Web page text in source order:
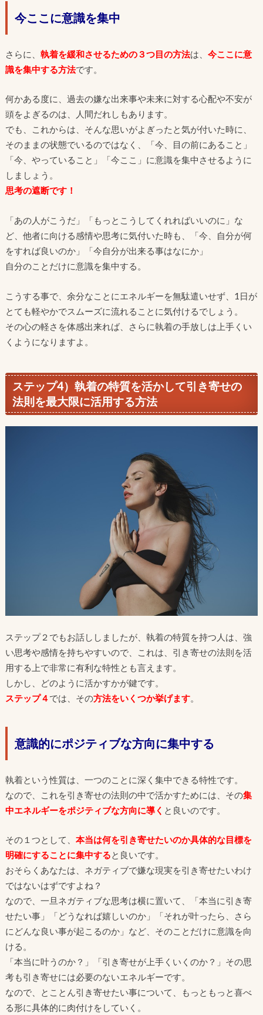
今ここに意識を集中
さらに、 執着を緩和させるための３つ目の方法は、 今ここに意
識を集中する方法です。
何かある度に、過去の嫌な出来事や未来に対する心配や不安が
頭をよぎるのは、人間だれしもあります。
でも、これからは、そんな思いがよぎったと気が付いた時に、
そのままの状態でいるのではなく、「今、目の前にあること」
「今、やっていること」「今ここ」に意識を集中させるように
しましょう。
思考の遮断です！
「あの人がこうだ」「もっとこうしてくれればいいのに」な
ど、他者に向ける感情や思考に気付いた時も、「今、自分が何
をすれば良いのか」「今自分が出来る事はなにか」
自分のことだけに意識を集中する。
こうする事で、余分なことにエネルギーを無駄遣いせず、1日が
とても軽やかでスムーズに流れることに気付けるでしょう。
その心の軽さを体感出来れば、さらに執着の手放しは上手くい
くようになりますよ。
ステップ4）執着の特質を活かして引き寄せの
法則を最大限に活用する方法
ステップ２でもお話ししましたが、執着の特質を持つ人は、強
い思考や感情を持ちやすいので、これは、引き寄せの法則を活
用する上で非常に有利な特性とも言えます。
しかし、どのように活かすかが鍵です。
ステップ４では、その方法をいくつか挙げます。
意識的にポジティブな方向に集中する
執着という性質は、一つのことに深く集中できる特性です。
なので、これを引き寄せの法則の中で活かすためには、その集
中エネルギーをポジティブな方向に導く と良いのです。
その１つとして、 本当は何を引き寄せたいのか具体的な目標を
明確にすることに集中すると良いです。
おそらくあなたは、ネガティブで嫌な現実を引き寄せたいわけ
ではないはずですよね？
なので、一旦ネガティブな思考は横に置いて、「本当に引き寄
せたい事」「どうなれば嬉しいのか」「それが叶ったら、さら
にどんな良い事が起こるのか」など、そのことだけに意識を向
ける。
「本当に叶うのか？」「引き寄せが上手くいくのか？」その思
考も引き寄せには必要のないエネルギーです。
なので、とことん引き寄せたい事について、もっともっと喜べ
る形に具体的に肉付けをしていく。